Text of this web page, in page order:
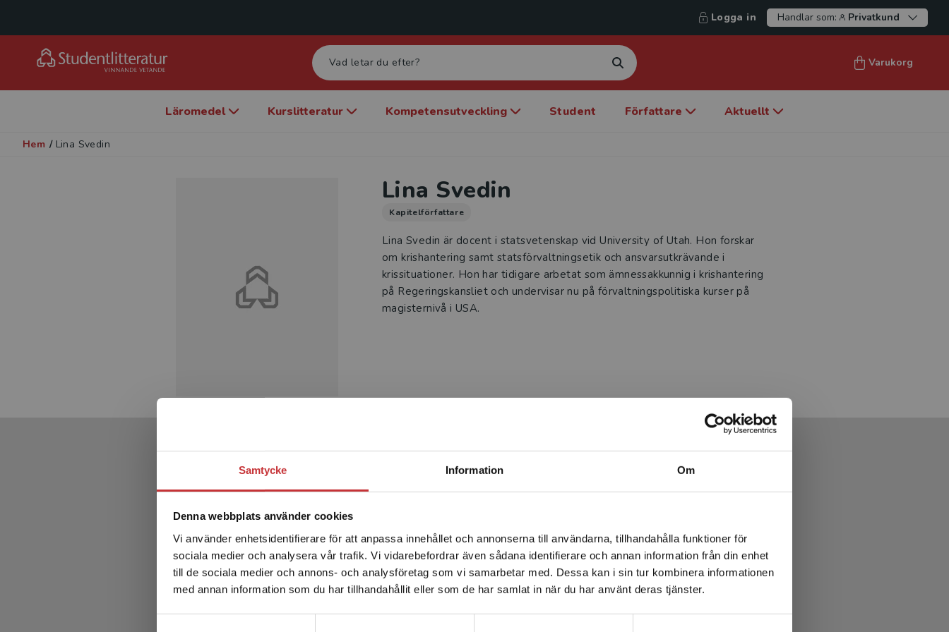
Samtycke Information Om
Denna webbplats använder cookies
Vi använder enhetsidentifierare för att anpassa innehållet och annonserna till användarna, tillhandahålla funktioner för
sociala medier och analysera vår trafik. Vi vidarebefordrar även sådana identifierare och annan information från din enhet
till de sociala medier och annons- och analysföretag som vi samarbetar med. Dessa kan i sin tur kombinera informationen
med annan information som du har tillhandahållit eller som de har samlat in när du har använt deras tjänster.
Begränsad fraktregion
Det verkar som att du besöker studentlitteratur.se via en
enhet utanför Sverige. Vi erbjuder inte leveranser utanför
Sverige. För att kunna slutföra ett köp måste
leveransadressen vara i Sverige.Läs mer
Logga in Handlar som: Privatkund
Varukorg
Läromedel Kurslitteratur Kompetensutveckling Student Författare Aktuellt
Hem / Lina Svedin
Lina Svedin
Kapitelförfattare
Lina Svedin är docent i statsvetenskap vid University of Utah. Hon forskar
om krishantering samt statsförvaltningsetik och ansvarsutkrävande i
krissituationer. Hon har tidigare arbetat som ämnessakkunnig i krishantering
på Regeringskansliet och undervisar nu på förvaltningspolitiska kurser på
magisternivå i USA.
Produkter